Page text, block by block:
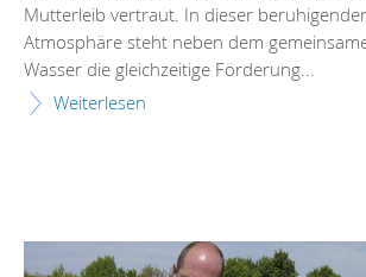
Mutterleib vertraut. In dieser
Atmosphäre steht neben dem
Wasser die gleichzeitige Förderung...
Weiterlesen